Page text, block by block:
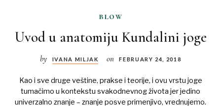
blow
Uvod u anatomiju Kundalini joge
by IVANA MILJAK on FEBRUARY 24, 2018
Kao i sve druge veštine, prakse i teorije, i ovu vrstu joge
tumačimo u kontekstu svakodnevnog života jer jedino
univerzalno znanje – znanje posve primenjivo, vrednujemo.